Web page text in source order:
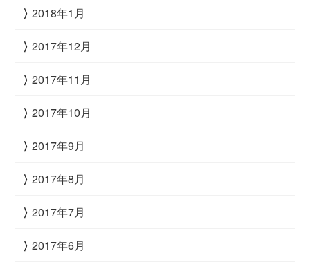
2018年1月
2017年12月
2017年11月
2017年10月
2017年9月
2017年8月
2017年7月
2017年6月